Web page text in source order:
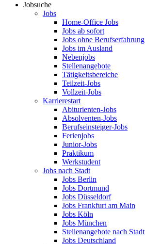
Jobsuche
Jobs
Home-Office Jobs
Jobs ab sofort
Jobs ohne Berufserfahrung
Jobs im Ausland
Nebenjobs
Stellenangebote
Tätigkeitsbereiche
Teilzeit-Jobs
Vollzeit-Jobs
Karrierestart
Abiturienten-Jobs
Absolventen-Jobs
Berufseinsteiger-Jobs
Ferienjobs
Junior-Jobs
Praktikum
Werkstudent
Jobs nach Stadt
Jobs Berlin
Jobs Dortmund
Jobs Düsseldorf
Jobs Frankfurt am Main
Jobs Köln
Jobs München
Stellenangebote nach Stadt
Jobs Deutschland